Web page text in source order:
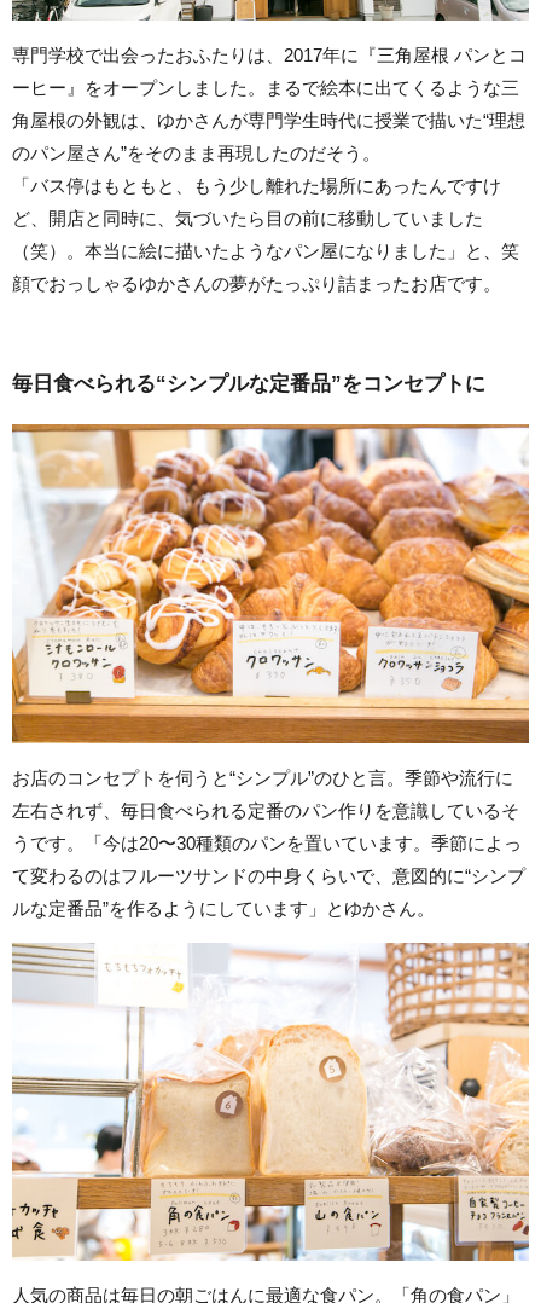
専門学校で出会ったおふたりは、2017年に『三角屋根 パンとコ
ーヒー』をオープンしました。まるで絵本に出てくるような三
角屋根の外観は、ゆかさんが専門学生時代に授業で描いた“理想
のパン屋さん”をそのまま再現したのだそう。
「バス停はもともと、もう少し離れた場所にあったんですけ
ど、開店と同時に、気づいたら目の前に移動していました
（笑）。本当に絵に描いたようなパン屋になりました」と、笑
顔でおっしゃるゆかさんの夢がたっぷり詰まったお店です。
毎日食べられる“シンプルな定番品”をコンセプトに
お店のコンセプトを伺うと“シンプル”のひと言。季節や流行に
左右されず、毎日食べられる定番のパン作りを意識しているそ
うです。「今は20〜30種類のパンを置いています。季節によっ
て変わるのはフルーツサンドの中身くらいで、意図的に“シンプ
ルな定番品”を作るようにしています」とゆかさん。
人気の商品は毎日の朝ごはんに最適な食パン。「角の食パン」